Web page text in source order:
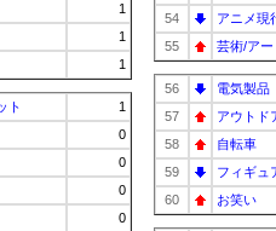
1
1
1
ト
1
0
0
0
0
54
アニメ現
55
芸術/アー
56 電気製品
57
アウトド
58
自転車
59
フィギュ
60
お笑い